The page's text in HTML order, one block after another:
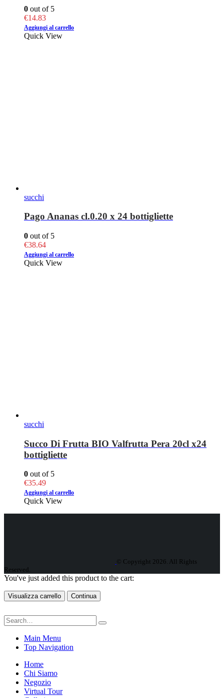
0 out of 5
€14.83
Aggiungi al carrello
Quick View
succhi
Pago Ananas cl.0.20 x 24 bottigliette
0 out of 5
€38.64
Aggiungi al carrello
Quick View
succhi
Succo Di Frutta BIO Valfrutta Pera 20cl x24
bottigliette
0 out of 5
€35.49
Aggiungi al carrello
Quick View
© Copyright 2026. All Rights
Reserved.
You've just added this product to the cart:
Visualizza carrello Continua
Main Menu
Top Navigation
Home
Chi Siamo
Negozio
Virtual Tour